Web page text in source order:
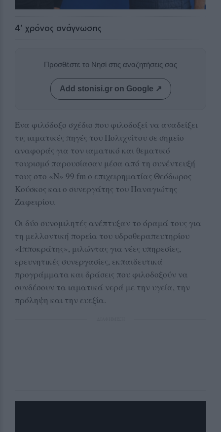
4' χρόνος ανάγνωσης
Προσθέστε το Νησί στις αναζητήσεις σας
Add stonisi.gr on Google ↗
Ένα φιλόδοξο σχέδιο που φιλοδοξεί να αναδείξει
τις ιαματικές πηγές του Πολιχνίτου σε σημείο
αναφοράς για τον ιαματικό και θεματικό
τουρισμό παρουσίασαν μέσα από τη συνέντευξή
τους στο «Ν» 99 fm ο επιχειρηματίας Θεόδωρος
Κούσκος και ο συνεργάτης του Παναγιώτης
Ζαφειρίου.
Οι δύο συνομιλητές ανέπτυξαν το όραμά τους για
τη μελλοντική πορεία του υδροθεραπευτηρίου
«Ιπποκράτης», μιλώντας για νέες υπηρεσίες,
ερευνητικές συνεργασίες, εκπαιδευτικά
προγράμματα και δράσεις που φιλοδοξούν να
συνδέσουν τα ιαματικά νερά με την υγεία, την
πρόληψη και την ευεξία.